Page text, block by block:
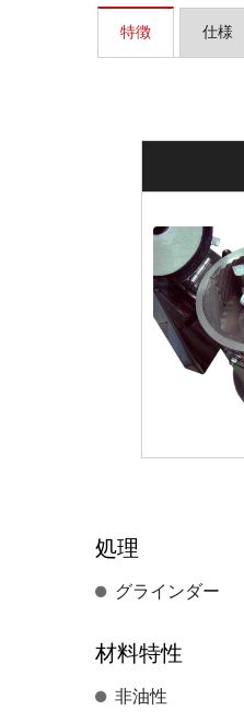
特徴 仕様
処理
グラインダー
材料特性
非油性